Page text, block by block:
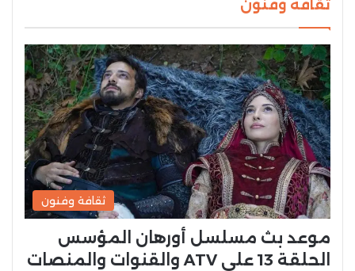
ثقافة وفنون
ثقافة وفنون
موعد بث مسلسل أورهان المؤسس
الحلقة 13 على ATV والقنوات والمنصات